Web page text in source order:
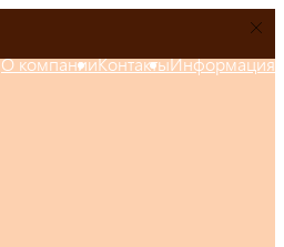
О компанииКонтактыИнформация